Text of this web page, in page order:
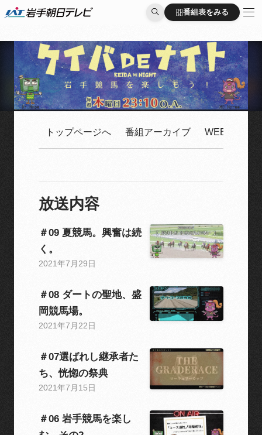
番組表をみる
番組表をみる
トップページへ 番組アーカイブ WEB限定配
放送内容
＃09 夏競馬。興奮は続
く。
2021年7月29日
＃08 ダートの聖地、盛
岡競馬場。
2021年7月22日
＃07選ばれし継承者た
ち、恍惚の祭典
2021年7月15日
＃06 岩手競馬を楽し